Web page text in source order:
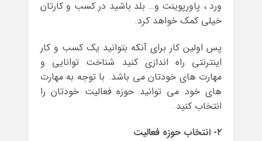
ورد ، پاورپوینت و… بلد باشید در کسب و کارتان
خیلی کمک خواهد کرد.
پس اولین کار برای آنکه بتوانید یک کسب و کار
اینترنتی راه اندازی کنید شناخت توانایی و
مهارت های خودتان می باشد. با توجه به مهارت
های خود می توانید حوزه فعالیت خودتان را
انتخاب کنید.
۲- انتخاب حوزه فعالیت